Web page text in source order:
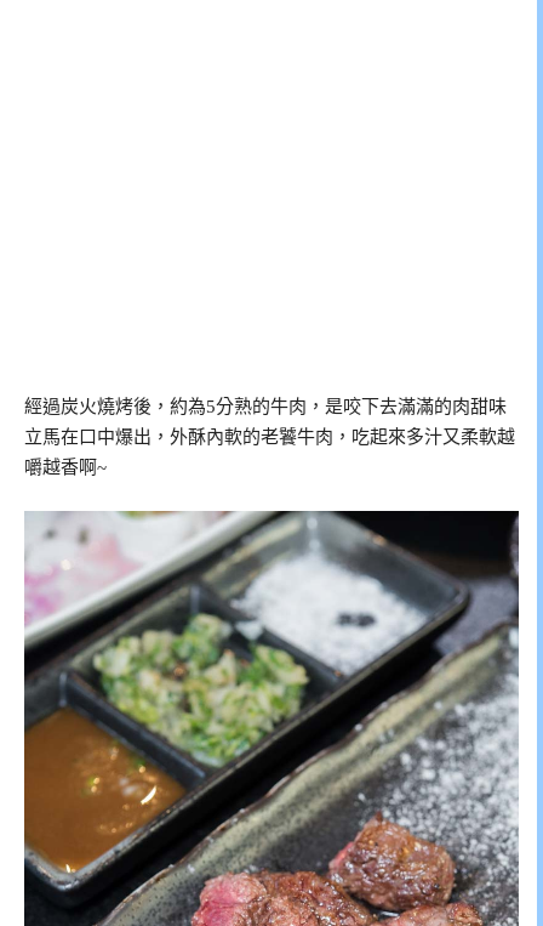
經過炭火燒烤後，約為5分熟的牛肉，是咬下去滿滿的肉甜味
立馬在口中爆出，外酥內軟的老饕牛肉，吃起來多汁又柔軟越
嚼越香啊~